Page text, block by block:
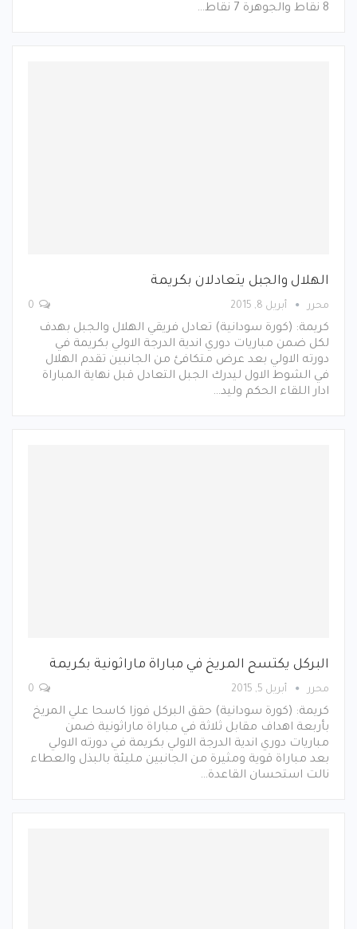
8 نقاط والجوهرة 7 نقاط…
الهلال والجبل يتعادلان بكريمة
محرر أبريل 8, 2015
كريمة: (كورة سودانية) تعادل فريقي الهلال والجبل بهدف
لكل ضمن مباريات دوري اندية الدرجة الاولي بكريمة في
دورته الاولي بعد عرض متكافئ من الجانبين تقدم الهلال
في الشوط الاول ليدرك الجبل التعادل قبل نهاية المباراة
ادار اللقاء الحكم وليد…
البركل يكتسح المريخ في مباراة ماراثونية بكريمة
محرر أبريل 5, 2015
كريمة: (كورة سودانية) حقق البركل فوزا كاسحا علي المريخ
بأربعة اهداف مقابل ثلاثة في مباراة ماراثونية ضمن
مباريات دوري اندية الدرجة الاولي بكريمة في دورته الاولي
بعد مباراة قوية ومثيرة من الجانبين مليئة بالبذل والعطاء
نالت استحسان القاعدة…